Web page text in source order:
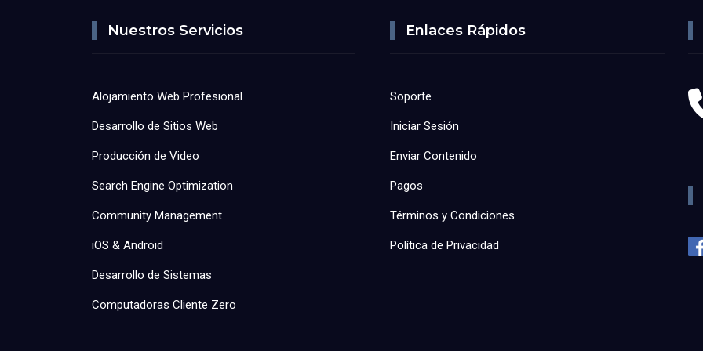
Nuestros Servicios
Alojamiento Web Profesional
Desarrollo de Sitios Web
Producción de Video
Search Engine Optimization
Community Management
iOS & Android
Desarrollo de Sistemas
Computadoras Cliente Zero
Enlaces Rápidos
Soporte
Iniciar Sesión
Enviar Contenido
Pagos
Términos y Condiciones
Política de Privacidad